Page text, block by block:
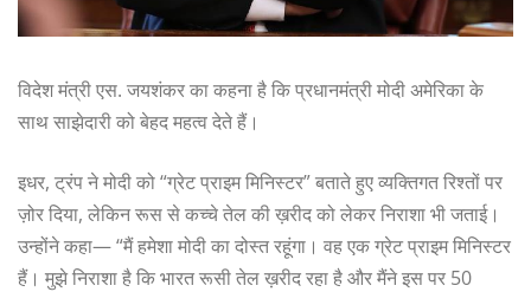
विदेश मंत्री एस. जयशंकर का कहना है कि प्रधानमंत्री मोदी अमेरिका के
साथ साझेदारी को बेहद महत्व देते हैं।
इधर, ट्रंप ने मोदी को “ग्रेट प्राइम मिनिस्टर” बताते हुए व्यक्तिगत रिश्तों पर
ज़ोर दिया, लेकिन रूस से कच्चे तेल की ख़रीद को लेकर निराशा भी जताई।
उन्होंने कहा— “मैं हमेशा मोदी का दोस्त रहूंगा। वह एक ग्रेट प्राइम मिनिस्टर
हैं। मुझे निराशा है कि भारत रूसी तेल ख़रीद रहा है और मैंने इस पर 50